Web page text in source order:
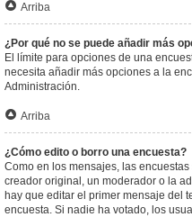
Arriba
¿Por qué no se puede añadir más
El límite para opciones de una
necesita añadir más opciones a la
Administración.
Arriba
¿Cómo edito o borro una encuesta?
Como en los mensajes, las
creador original, un moderador o la
hay que editar el primer mensaje del
encuesta. Si nadie ha votado, los